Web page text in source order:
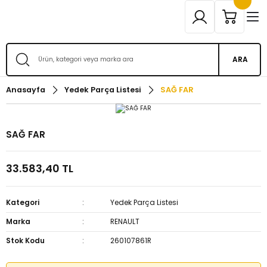
ARA
Anasayfa Yedek Parça Listesi SAĞ FAR
SAĞ FAR
33.583,40 TL
Kategori
Yedek Parça Listesi
Marka
RENAULT
Stok Kodu
260107861R